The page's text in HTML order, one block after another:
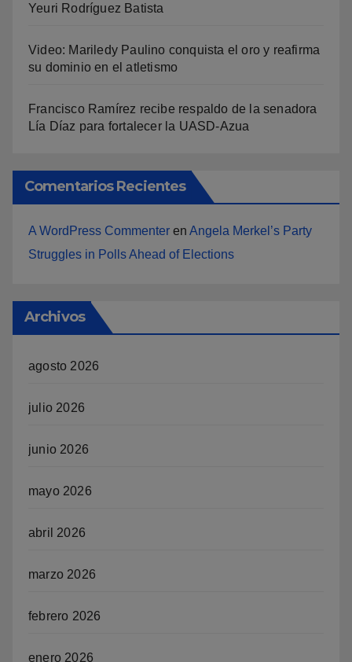
Yeuri Rodríguez Batista
Video: Mariledy Paulino conquista el oro y reafirma
su dominio en el atletismo
Francisco Ramírez recibe respaldo de la senadora
Lía Díaz para fortalecer la UASD-Azua
Comentarios Recientes
A WordPress Commenter en Angela Merkel’s Party
Struggles in Polls Ahead of Elections
Archivos
agosto 2026
julio 2026
junio 2026
mayo 2026
abril 2026
marzo 2026
febrero 2026
enero 2026